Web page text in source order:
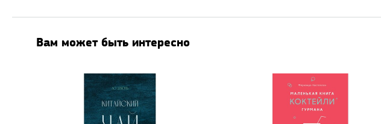
Вам может быть интересно